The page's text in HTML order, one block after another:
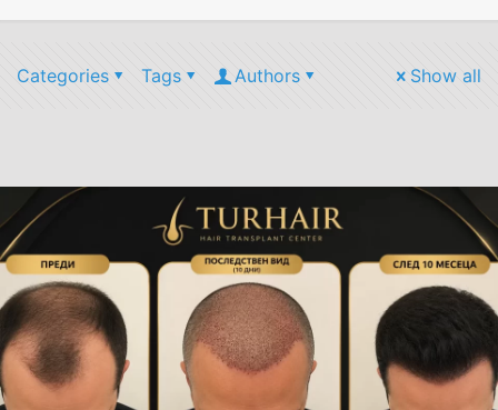
Categories Tags Authors Show all